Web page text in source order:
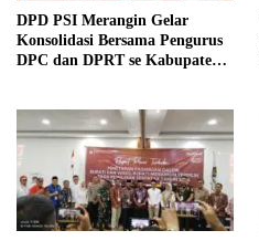
DPD PSI Merangin Gelar
Konsolidasi Bersama Pengurus
DPC dan DPRT se Kabupaten